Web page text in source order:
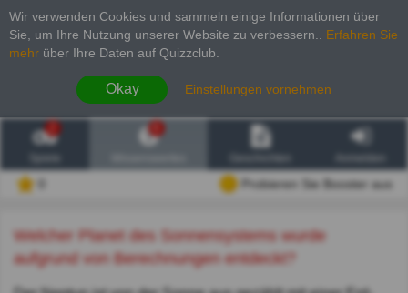
Wir verwenden Cookies und sammeln einige Informationen über
Sie, um Ihre Nutzung unserer Website zu verbessern.
Erfahren Sie
mehr über Ihre Daten auf Quizzclub.
Okay Einstellungen vornehmen
2
Probieren Sie Booster aus
Welcher Planet des Sonnensystems wurde
aufgrund von Berechnungen entdeckt?